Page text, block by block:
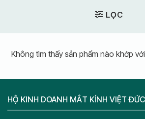
LỌC
Không tìm thấy sản phẩm nào khớp
HỘ KINH DOANH MẮT KÍNH VIỆT ĐỨC